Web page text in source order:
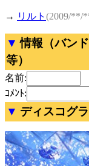
→ リルト (2009/**/
情報（バン
等）
名前:
ｺﾒﾝﾄ:
ディスコグ